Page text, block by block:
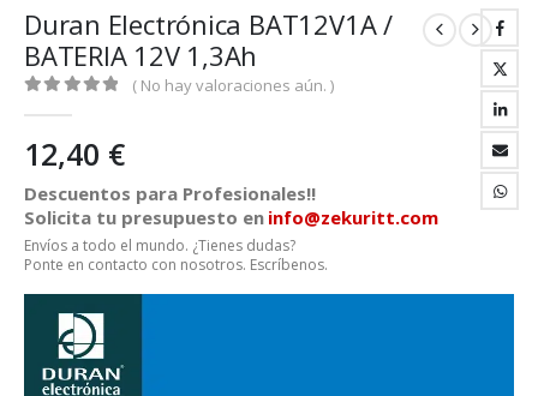
Duran Electrónica BAT12V1A /
BATERIA 12V 1,3Ah
( No hay valoraciones aún. )
12,40 €
Descuentos para Profesionales!!
Solicita tu presupuesto en info@zekuritt.com
Envíos a todo el mundo. ¿Tienes dudas?
Ponte en contacto con nosotros. Escríbenos.